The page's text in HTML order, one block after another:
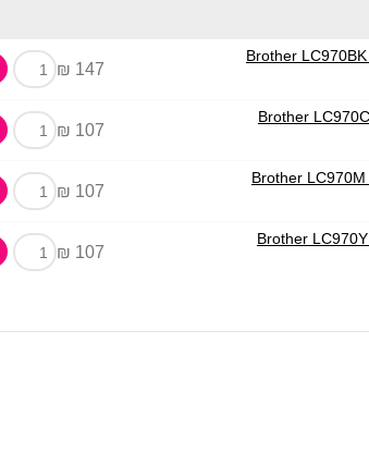
147 ₪
107 ₪
107 ₪
107 ₪